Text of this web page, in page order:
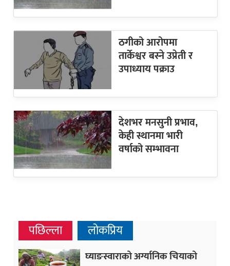
ठगीको आरोपमा
तार्केश्वर बस्ने उप्रेती र
उपाध्याय पक्राउ
देशभर मनसुनी प्रभाव,
केही स्थानमा भारी
वर्षाको सम्भावना
पछिल्ला लोकप्रिय
घ्याङस्वाराको अर्ग्यानिक चियाको